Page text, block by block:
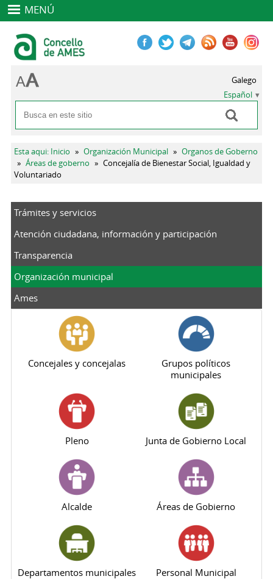
MENÚ
Formulario de búsqueda
Buscar
Galego
Español
Se encuentra usted aquí
Esta aqui: Inicio » Organización Municipal » Organos de Goberno
» Áreas de goberno » Concejalía de Bienestar Social, Igualdad y
Voluntariado
Trámites y servicios
Atención ciudadana, información y participación
Transparencia
Organización municipal
Ames
Concejales y concejalas
Grupos políticos
municipales
Pleno Junta de Gobierno Local
Alcalde Áreas de Gobierno
Departamentos municipales Personal Municipal